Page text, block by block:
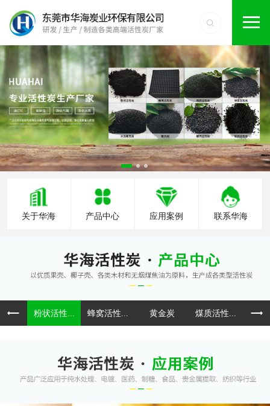
关于华海 产品中心 应用案例 联系华海
粉状活性... 蜂窝活性... 黄金炭 煤质活性... 球形